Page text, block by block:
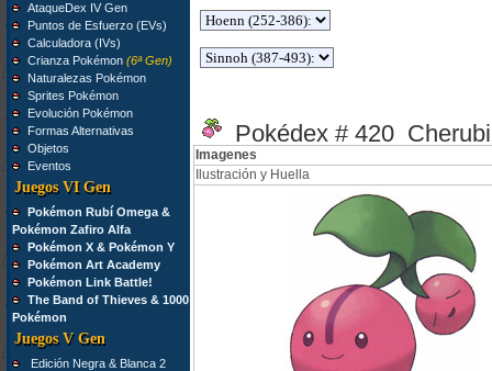
AtaqueDex IV Gen
Puntos de Esfuerzo (EVs)
Calculadora (IVs)
Crianza Pokémon (6ª Gen)
Naturalezas Pokémon
Sprites Pokémon
Evolución Pokémon
Formas Alternativas
Objetos
Eventos
Juegos VI Gen
Pokémon Rubí Omega &
Pokémon Zafiro Alfa
Pokémon X & Pokémon Y
Pokémon Art Academy
Pokémon Link Battle!
The Band of Thieves & 1000
Pokémon
Juegos V Gen
Edición Negra & Blanca 2
Pokédex # 420 Cherubi
Imagenes
Ilustración y Huella